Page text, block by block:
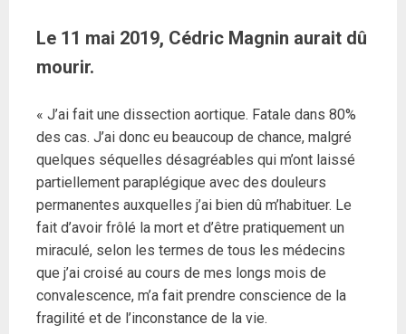
Le 11 mai 2019, Cédric Magnin aurait dû
mourir.
« J’ai fait une dissection aortique. Fatale dans 80%
des cas. J’ai donc eu beaucoup de chance, malgré
quelques séquelles désagréables qui m’ont laissé
partiellement paraplégique avec des douleurs
permanentes auxquelles j’ai bien dû m’habituer. Le
fait d’avoir frôlé la mort et d’être pratiquement un
miraculé, selon les termes de tous les médecins
que j’ai croisé au cours de mes longs mois de
convalescence, m’a fait prendre conscience de la
fragilité et de l’inconstance de la vie.